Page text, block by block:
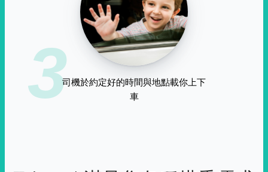
3司機於約定好的時間與地點載你上下
車